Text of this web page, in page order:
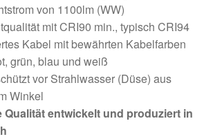
von 1100lm (WW)
mit CRI90 min., typisch CRI94
Kabel mit bewährten Kabelfarben
grün, blau und weiß
vor Strahlwasser (Düse) aus
Winkel
Qualität entwickelt und produziert in